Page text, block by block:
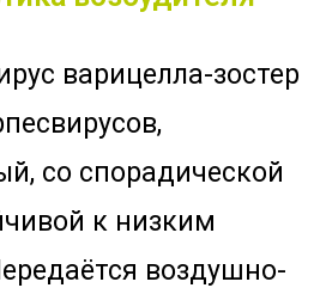
варицелла-зостер
со спорадической
к низким
воздушно-